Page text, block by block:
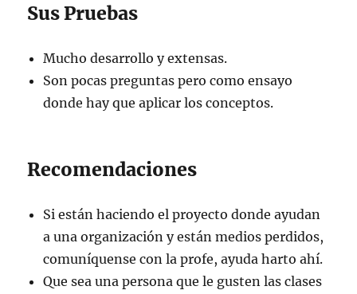
Sus Pruebas
Mucho desarrollo y extensas.
Son pocas preguntas pero como ensayo
donde hay que aplicar los conceptos.
Recomendaciones
Si están haciendo el proyecto donde ayudan
a una organización y están medios perdidos,
comuníquense con la profe, ayuda harto ahí.
Que sea una persona que le gusten las clases